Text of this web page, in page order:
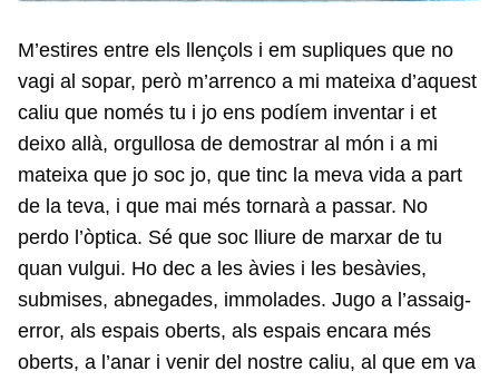
M’estires entre els llençols i em supliques que no
vagi al sopar, però m’arrenco a mi mateixa d’aquest
caliu que només tu i jo ens podíem inventar i et
deixo allà, orgullosa de demostrar al món i a mi
mateixa que jo soc jo, que tinc la meva vida a part
de la teva, i que mai més tornarà a passar. No
perdo l’òptica. Sé que soc lliure de marxar de tu
quan vulgui. Ho dec a les àvies i les besàvies,
submises, abnegades, immolades. Jugo a l’assaig-
error, als espais oberts, als espais encara més
oberts, a l’anar i venir del nostre caliu, al que em va